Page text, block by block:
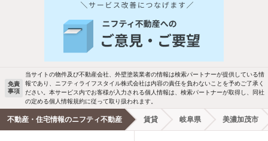
バス・トイレ別 2階以上
洗濯機置場あり 独立洗面台
エアコンあり 都市ガス
免責
事項
当サイトの物件及び不動産会社、外壁塗装業者の情報は検索パートナーが提供している情
報であり、ニフティライフスタイル株式会社は内容の責任を負わないことを予めご了承く
ださい。本サービス内でお客様が入力される個人情報は、検索パートナーが取得し、同社
の定める個人情報規約に従って取り扱われます。
不動産・住宅情報のニフティ不動産 賃貸 岐阜県 美濃加茂市